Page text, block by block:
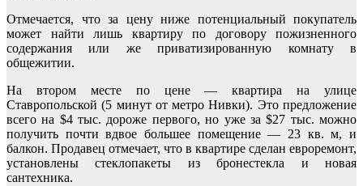
Отмечается, что за цену ниже потенциальный покупатель
может найти лишь квартиру по договору пожизненного
содержания или же приватизированную комнату в
общежитии.
На втором месте по цене — квартира на улице
Ставропольской (5 минут от метро Нивки). Это предложение
всего на $4 тыс. дороже первого, но уже за $27 тыс. можно
получить почти вдвое большее помещение — 23 кв. м, и
балкон. Продавец отмечает, что в квартире сделан евроремонт,
установлены стеклопакеты из бронестекла и новая
сантехника.